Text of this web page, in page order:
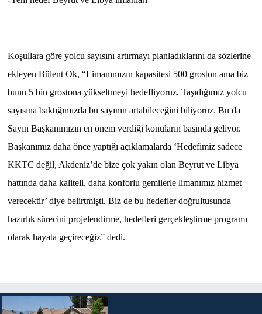
Koşullara göre yolcu sayısını artırmayı planladıklarını da sözlerine
ekleyen Bülent Ok, “Limanımızın kapasitesi 500 groston ama biz
bunu 5 bin grostona yükseltmeyi hedefliyoruz. Taşıdığımız yolcu
sayısına baktığımızda bu sayının artabileceğini biliyoruz. Bu da
Sayın Başkanımızın en önem verdiği konuların başında geliyor.
Başkanımız daha önce yaptığı açıklamalarda ‘Hedefimiz sadece
KKTC değil, Akdeniz’de bize çok yakın olan Beyrut ve Libya
hattında daha kaliteli, daha konforlu gemilerle limanımız hizmet
verecektir’ diye belirtmişti. Biz de bu hedefler doğrultusunda
hazırlık sürecini projelendirme, hedefleri gerçekleştirme programı
olarak hayata geçireceğiz” dedi.